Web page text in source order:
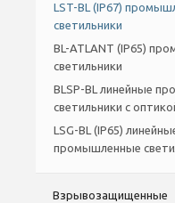
LST-BL (IP67)
светильники
BL-ATLANT (IP65)
светильники
BLSP-BL линейные
светильники с
LSG-BL (IP65)
промышленные
Взрывозащищенные